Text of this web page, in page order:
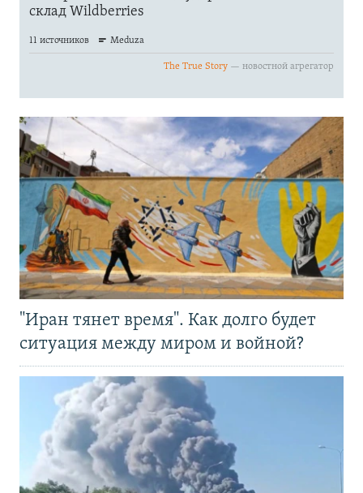
"Иран тянет время". Как долго будет
ситуация между миром и войной?